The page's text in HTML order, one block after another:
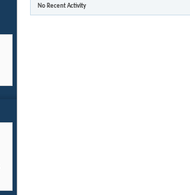
No Recent Activity